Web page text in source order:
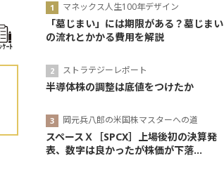
ｹｰﾄ
マネックス人生100年デザイン
「墓じまい」には期限がある？墓じまい
の流れとかかる費用を解説
ストラテジーレポート
半導体株の調整は底値をつけたか
岡元兵八郎の米国株マスターへの道
スペースＸ［SPCX］上場後初の決算発
表、数字は良かったが株価が下落...